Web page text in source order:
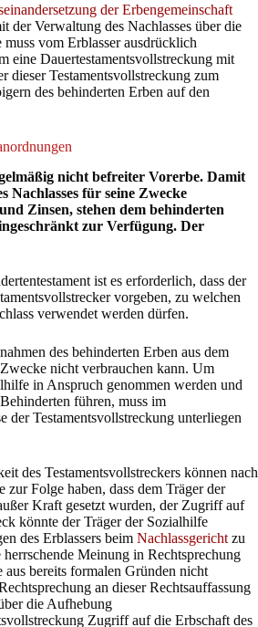
der Erbengemeinschaft
der Verwaltung des Nachlasses über die
vom Erblasser ausdrücklich
eine Dauertestamentsvollstreckung mit
dieser Testamentsvollstreckung zum
des behinderten Erben auf den
nicht befreiter Vorerbe. Damit
Nachlasses für seine Zwecke
Zinsen, stehen dem behinderten
zur Verfügung. Der
ist es erforderlich, dass der
vorgeben, zu welchen
verwendet werden dürfen.
des behinderten Erben aus dem
nicht verbrauchen kann. Um
in Anspruch genommen werden und
führen, muss im
der Testamentsvollstreckung unterliegen
des Testamentsvollstreckers können nach
Folge haben, dass dem Träger der
Kraft gesetzt wurden, der Zugriff auf
könnte der Träger der Sozialhilfe
des Erblassers beim Nachlassgericht zu
Meinung in Rechtsprechung
bereits formalen Gründen nicht
an dieser Rechtsauffassung
die Aufhebung
Zugriff auf die Erbschaft des